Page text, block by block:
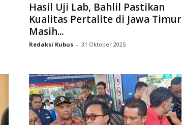
Hasil Uji Lab, Bahlil Pastikan
Kualitas Pertalite di Jawa Timur
Masih...
Redaksi Kubus - 31 Oktober 2025